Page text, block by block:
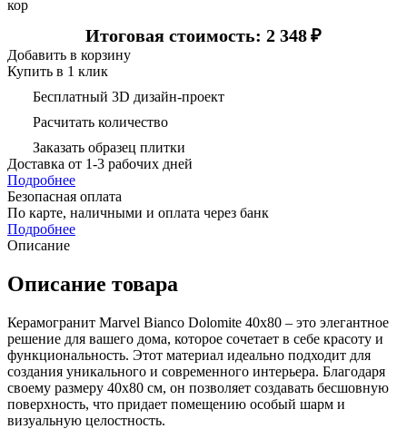
кор
Итоговая стоимость: 2 348₽
Добавить в корзину
Купить в 1 клик
Бесплатный 3D дизайн-проект
Расчитать количество
Заказать образец плитки
Доставка от 1-3 рабочих дней
Подробнее
Безопасная оплата
По карте, наличными и оплата через банк
Подробнее
Описание
Описание товара
Керамогранит Marvel Bianco Dolomite 40х80 – это элегантное
решение для вашего дома, которое сочетает в себе красоту и
функциональность. Этот материал идеально подходит для
создания уникального и современного интерьера. Благодаря
своему размеру 40х80 см, он позволяет создавать бесшовную
поверхность, что придает помещению особый шарм и
визуальную целостность.